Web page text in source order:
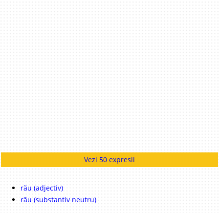
Vezi 50 expresii
rău (adjectiv)
râu (substantiv neutru)